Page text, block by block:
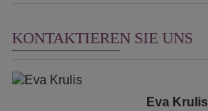
KONTAKTIEREN SIE UNS
Eva Krulis